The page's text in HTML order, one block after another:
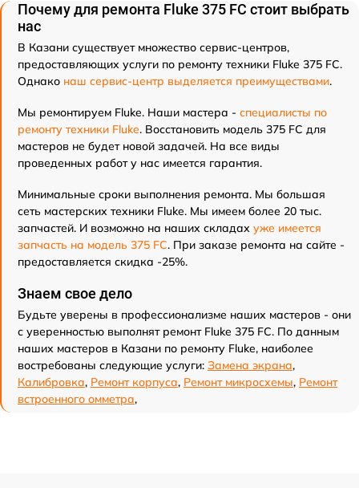
Почему для ремонта Fluke 375 FC стоит выбрать
нас
В Казани существует множество сервис-центров,
предоставляющих услуги по ремонту техники Fluke 375 FC.
Однако наш сервис-центр выделяется преимуществами.
Мы ремонтируем Fluke. Наши мастера - специалисты по
ремонту техники Fluke. Восстановить модель 375 FC для
мастеров не будет новой задачей. На все виды
проведенных работ у нас имеется гарантия.
Минимальные сроки выполнения ремонта. Мы большая
сеть мастерских техники Fluke. Мы имеем более 20 тыс.
запчастей. И возможно на наших складах уже имеется
запчасть на модель 375 FC. При заказе ремонта на сайте -
предоставляется скидка -25%.
Знаем свое дело
Будьте уверены в профессионализме наших мастеров - они
с уверенностью выполнят ремонт Fluke 375 FC. По данным
наших мастеров в Казани по ремонту Fluke, наиболее
востребованы следующие услуги: Замена экрана,
Калибровка, Ремонт корпуса, Ремонт микросхемы, Ремонт
встроенного омметра,